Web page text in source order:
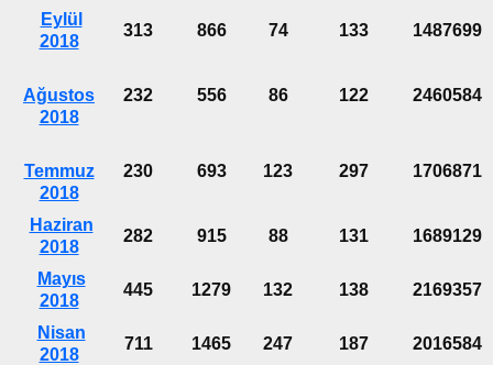
Eylül
2018
313 866 74 133 1487699
Ağustos
2018
232 556 86 122 2460584
Temmuz
2018
230 693 123 297 1706871
Haziran
2018
282 915 88 131 1689129
Mayıs
2018
445 1279 132 138 2169357
Nisan
2018
711 1465 247 187 2016584